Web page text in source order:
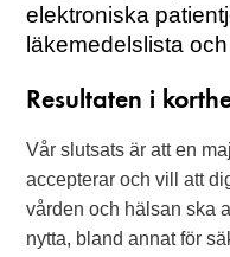
elektroniska
läkemedelslista
Resultaten i
Vår slutsats är att en
accepterar och vill att
vården och hälsan ska
nytta, bland annat för